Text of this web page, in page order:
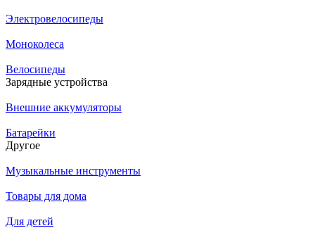
Электровелосипеды
Моноколеса
Велосипеды
Зарядные устройства
Внешние аккумуляторы
Батарейки
Другое
Музыкальные инструменты
Товары для дома
Для детей